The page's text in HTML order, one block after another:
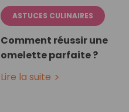
ASTUCES CULINAIRES
Comment réussir une
omelette parfaite ?
Lire la suite